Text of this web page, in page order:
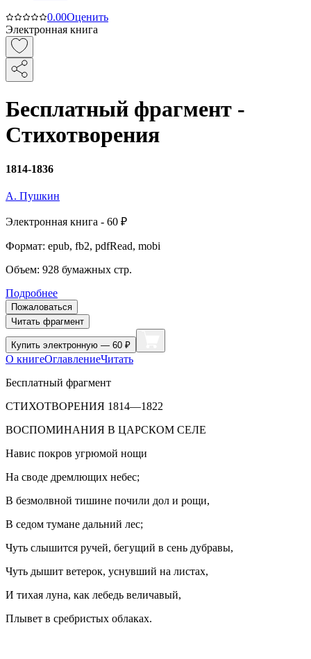
0.00Оценить
Электронная книга
Бесплатный фрагмент -
Стихотворения
1814-1836
А. Пушкин
Электронная книга - 60 ₽
Формат: epub, fb2, pdfRead, mobi
Объем: 928 бумажных стр.
Подробнее
Пожаловаться
Читать фрагмент
Купить электронную — 60 ₽
О книгеОглавлениеЧитать
Бесплатный фрагмент
СТИХОТВОРЕНИЯ 1814—1822
ВОСПОМИНАНИЯ В ЦАРСКОМ СЕЛЕ
Навис покров угрюмой нощи
На своде дремлющих небес;
В безмолвной тишине почили дол и рощи,
В седом тумане дальний лес;
Чуть слышится ручей, бегущий в сень дубравы,
Чуть дышит ветерок, уснувший на листах,
И тихая луна, как лебедь величавый,
Плывет в сребристых облаках.